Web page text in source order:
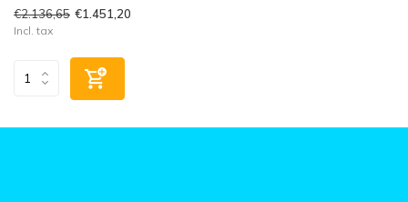
€2.136,65 €1.451,20
Incl. tax